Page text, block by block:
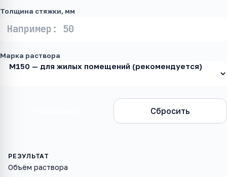
Толщина стяжки, мм
Марка раствора
Сбросить
Объём раствора